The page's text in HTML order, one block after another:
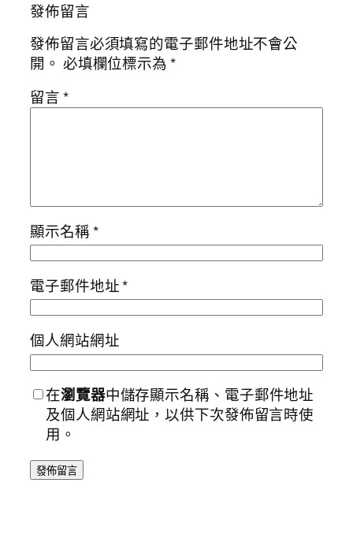
發佈留言
發佈留言必須填寫的電子郵件地址不會公
開。 必填欄位標示為*
留言*
顯示名稱*
電子郵件地址*
個人網站網址
在瀏覽器中儲存顯示名稱、電子郵件地址
及個人網站網址，以供下次發佈留言時使
用。